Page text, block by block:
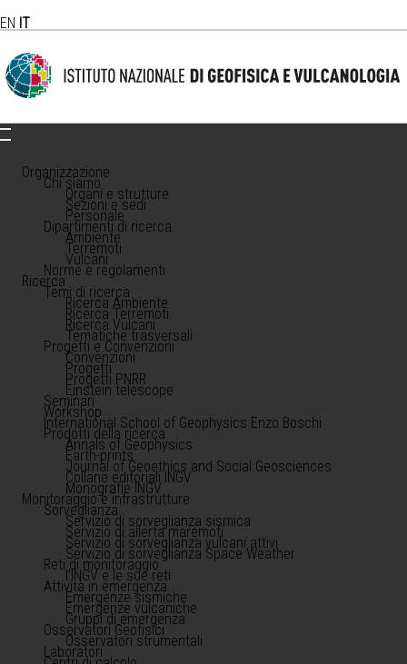
EN IT
Organizzazione
Chi siamo
Organi e strutture
Sezioni e sedi
Personale
Dipartimenti di ricerca
Ambiente
Terremoti
Vulcani
Norme e regolamenti
Ricerca
Temi di ricerca
Ricerca Ambiente
Ricerca Terremoti
Ricerca Vulcani
Tematiche trasversali
Progetti e Convenzioni
Convenzioni
Progetti
Progetti PNRR
Einstein telescope
Seminari
Workshop
International School of Geophysics Enzo Boschi
Prodotti della ricerca
Annals of Geophysics
Earth-prints
Journal of Geoethics and Social Geosciences
Collane editoriali INGV
Monografie INGV
Monitoraggio e infrastrutture
Sorveglianza
Servizio di sorveglianza sismica
Servizio di allerta maremoti
Servizio di sorveglianza vulcani attivi
Servizio di sorveglianza Space Weather
Reti di monitoraggio
l'INGV e le sue reti
Attività in emergenza
Emergenze sismiche
Emergenze vulcaniche
Gruppi di emergenza
Osservatori Geofisici
Osservatori strumentali
Laboratori